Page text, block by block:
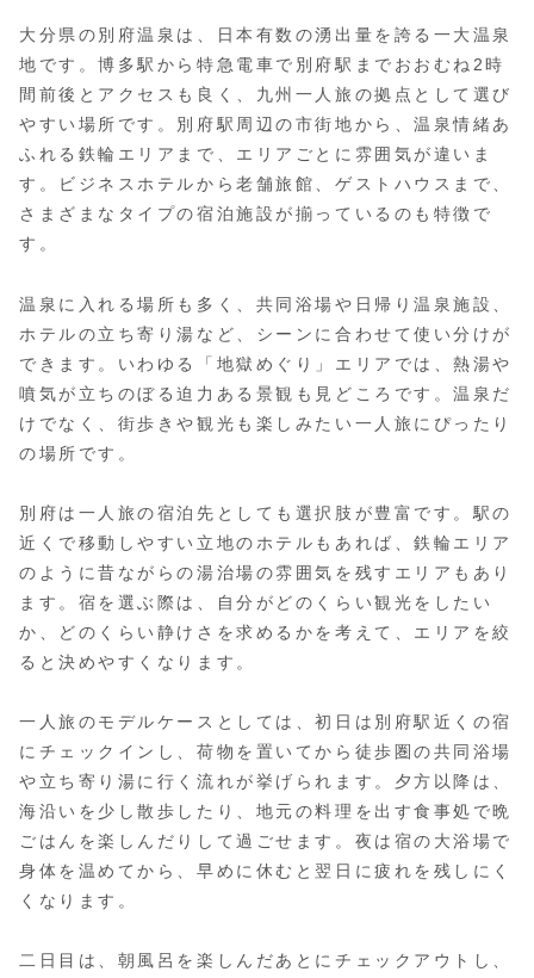
大分県の別府温泉は、日本有数の湧出量を誇る一大温泉
地です。博多駅から特急電車で別府駅までおおむね2時
間前後とアクセスも良く、九州一人旅の拠点として選び
やすい場所です。別府駅周辺の市街地から、温泉情緒あ
ふれる鉄輪エリアまで、エリアごとに雰囲気が違いま
す。ビジネスホテルから老舗旅館、ゲストハウスまで、
さまざまなタイプの宿泊施設が揃っているのも特徴で
す。
温泉に入れる場所も多く、共同浴場や日帰り温泉施設、
ホテルの立ち寄り湯など、シーンに合わせて使い分けが
できます。いわゆる「地獄めぐり」エリアでは、熱湯や
噴気が立ちのぼる迫力ある景観も見どころです。温泉だ
けでなく、街歩きや観光も楽しみたい一人旅にぴったり
の場所です。
別府は一人旅の宿泊先としても選択肢が豊富です。駅の
近くで移動しやすい立地のホテルもあれば、鉄輪エリア
のように昔ながらの湯治場の雰囲気を残すエリアもあり
ます。宿を選ぶ際は、自分がどのくらい観光をしたい
か、どのくらい静けさを求めるかを考えて、エリアを絞
ると決めやすくなります。
一人旅のモデルケースとしては、初日は別府駅近くの宿
にチェックインし、荷物を置いてから徒歩圏の共同浴場
や立ち寄り湯に行く流れが挙げられます。夕方以降は、
海沿いを少し散歩したり、地元の料理を出す食事処で晩
ごはんを楽しんだりして過ごせます。夜は宿の大浴場で
身体を温めてから、早めに休むと翌日に疲れを残しにく
くなります。
二日目は、朝風呂を楽しんだあとにチェックアウトし、